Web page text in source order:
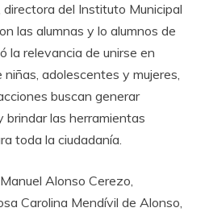
del Instituto Municipal
las alumnas y lo alumnos de
la relevancia de unirse en
adolescentes y mujeres,
buscan generar
brindar las herramientas
toda la ciudadanía.
Alonso Cerezo,
Carolina Mendívil de Alonso,